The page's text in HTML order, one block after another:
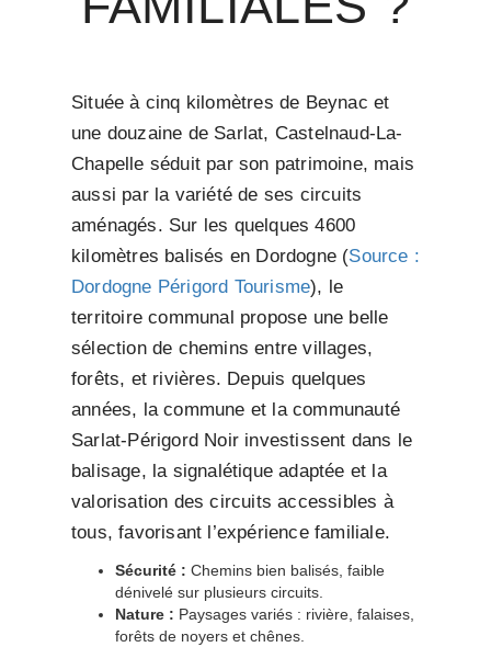
Située à cinq kilomètres de Beynac et
une douzaine de Sarlat, Castelnaud-La-
Chapelle séduit par son patrimoine, mais
aussi par la variété de ses circuits
aménagés. Sur les quelques 4600
kilomètres balisés en Dordogne (Source :
Dordogne Périgord Tourisme), le
territoire communal propose une belle
sélection de chemins entre villages,
forêts, et rivières. Depuis quelques
années, la commune et la communauté
Sarlat-Périgord Noir investissent dans le
balisage, la signalétique adaptée et la
valorisation des circuits accessibles à
tous, favorisant l’expérience familiale.
Sécurité : Chemins bien balisés, faible
dénivelé sur plusieurs circuits.
Nature : Paysages variés : rivière, falaises,
forêts de noyers et chênes.